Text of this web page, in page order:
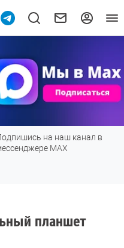
телевизоров 2026:
модели для гостиной,
планшет